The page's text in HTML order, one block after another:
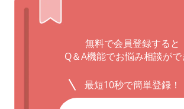
無料で会員登録すると
Q＆A機能でお悩み相談がで
最短10秒で簡単登録！